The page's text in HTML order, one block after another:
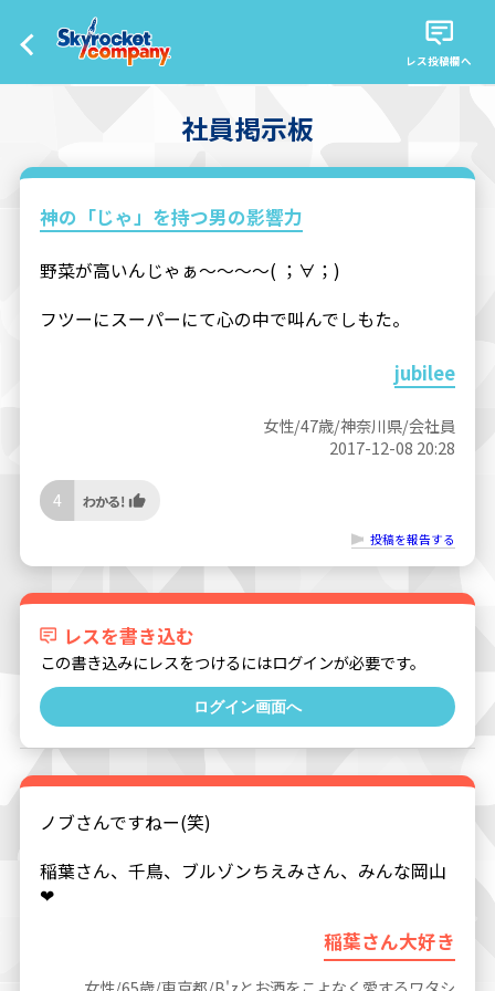
レス投稿欄へ
社員掲示板
神の「じゃ」を持つ男の影響力
野菜が高いんじゃぁ～～～～( ；∀；)
フツーにスーパーにて心の中で叫んでしもた。
jubilee
女性/47歳/神奈川県/会社員
2017-12-08 20:28
4
投稿を報告する
レスを書き込む
この書き込みにレスをつけるにはログインが必要です。
ログイン画面へ
ノブさんですねー(笑)
稲葉さん、千鳥、ブルゾンちえみさん、みんな岡山
❤
稲葉さん大好き